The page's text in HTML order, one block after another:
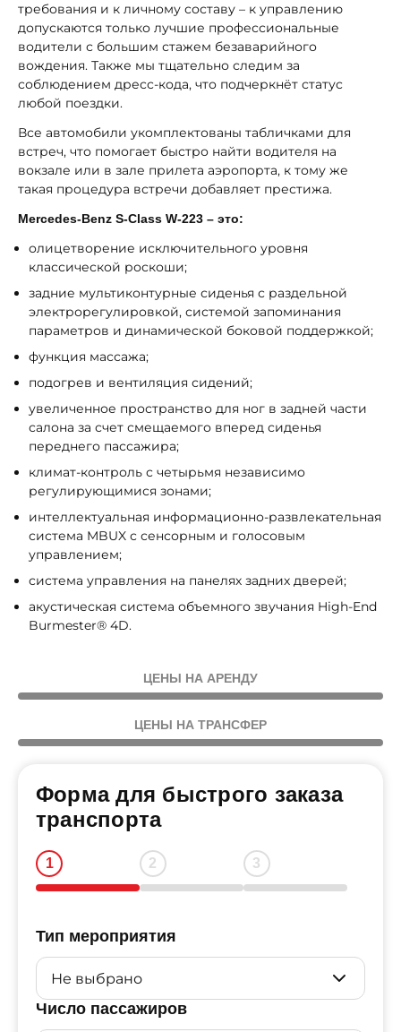
требования и к личному составу – к управлению
допускаются только лучшие профессиональные
водители с большим стажем безаварийного
вождения. Также мы тщательно следим за
соблюдением дресс-кода, что подчеркнёт статус
любой поездки.
Все автомобили укомплектованы табличками для
встреч, что помогает быстро найти водителя на
вокзале или в зале прилета аэропорта, к тому же
такая процедура встречи добавляет престижа.
Mercedes-Benz S-Class W-223 – это:
олицетворение исключительного уровня
классической роскоши;
задние мультиконтурные сиденья с раздельной
электрорегулировкой, системой запоминания
параметров и динамической боковой поддержкой;
функция массажа;
подогрев и вентиляция сидений;
увеличенное пространство для ног в задней части
салона за счет смещаемого вперед сиденья
переднего пассажира;
климат-контроль с четырьмя независимо
регулирующимися зонами;
интеллектуальная информационно-развлекательная
система MBUX с сенсорным и голосовым
управлением;
система управления на панелях задних дверей;
акустическая система объемного звучания High-End
Burmester® 4D.
ЦЕНЫ НА АРЕНДУ
ЦЕНЫ НА ТРАНСФЕР
Форма для быстрого заказа
транспорта
Тип мероприятия
Число пассажиров